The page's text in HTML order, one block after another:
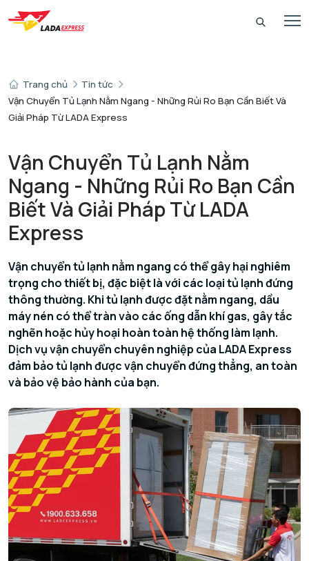
Trang chủ
Tin tức
Vận Chuyển Tủ Lạnh Nằm Ngang - Những Rủi Ro Bạn Cần Biết Và
Giải Pháp Từ LADA Express
Vận Chuyển Tủ Lạnh Nằm
Ngang - Những Rủi Ro Bạn Cần
Biết Và Giải Pháp Từ LADA
Express
Vận chuyển tủ lạnh nằm ngang có thể gây hại nghiêm
trọng cho thiết bị, đặc biệt là với các loại tủ lạnh đứng
thông thường. Khi tủ lạnh được đặt nằm ngang, dầu
máy nén có thể tràn vào các ống dẫn khí gas, gây tắc
nghẽn hoặc hủy hoại hoàn toàn hệ thống làm lạnh.
Dịch vụ vận chuyển chuyên nghiệp của LADA Express
đảm bảo tủ lạnh được vận chuyển đứng thẳng, an toàn
và bảo vệ bảo hành của bạn.